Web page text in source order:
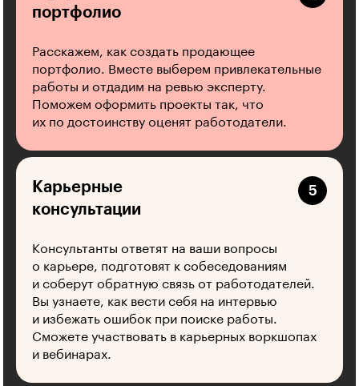
портфолио
Расскажем, как создать продающее
портфолио. Вместе выберем привлекательные
работы и отдадим на ревью эксперту.
Поможем оформить проекты так, что
их по достоинству оценят работодатели.
Карьерные
консультации
Консультанты ответят на ваши вопросы
о карьере, подготовят к собеседованиям
и соберут обратную связь от работодателей.
Вы узнаете, как вести себя на интервью
и избежать ошибок при поиске работы.
Сможете участвовать в карьерных воркшопах
и вебинарах.